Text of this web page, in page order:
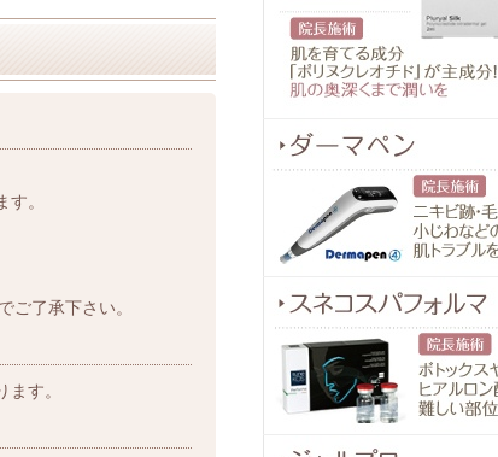
。
ご了承下さい。
す。